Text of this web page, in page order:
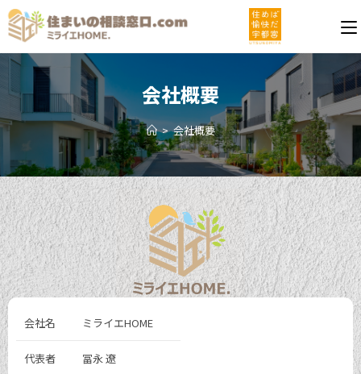
会社概要
> 会社概要
会社名 ミライエHOME
代表者 冨永 遼